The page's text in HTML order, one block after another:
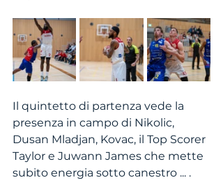
Il quintetto di partenza vede la
presenza in campo di Nikolic,
Dusan Mladjan, Kovac, il Top Scorer
Taylor e Juwann James che mette
subito energia sotto canestro ... .